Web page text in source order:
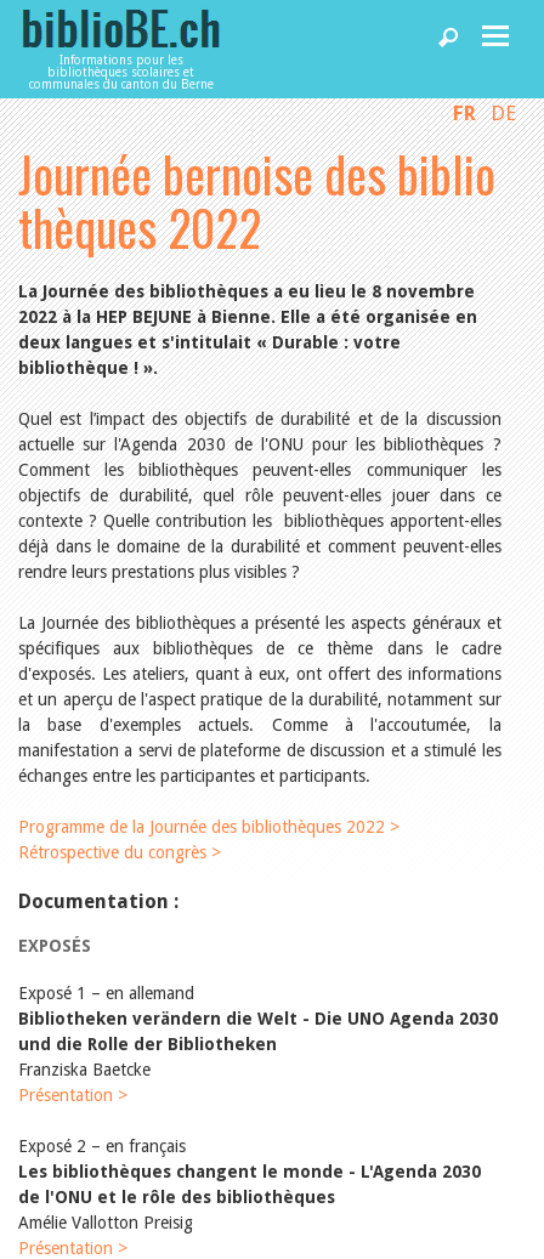
Informations pour les
bibliothèques scolaires et
communales du canton du Berne
Accueil
Articles
Bibliothèques
Agenda
Services
Utiliser biblioBE.ch
FR DE
Journée bernoise des biblio
thèques 2022
La Journée des bibliothèques a eu lieu le 8 novembre
2022 à la HEP BEJUNE à Bienne. Elle a été organisée en
deux langues et s'intitulait « Durable : votre
bibliothèque ! ».
Quel est l’impact des objectifs de durabilité et de la discussion
actuelle sur l'Agenda 2030 de l'ONU pour les bibliothèques ?
Comment les bibliothèques peuvent-elles communiquer les
objectifs de durabilité, quel rôle peuvent-elles jouer dans ce
contexte ? Quelle contribution les bibliothèques apportent-elles
déjà dans le domaine de la durabilité et comment peuvent-elles
rendre leurs prestations plus visibles ?
La Journée des bibliothèques a présenté les aspects généraux et
spécifiques aux bibliothèques de ce thème dans le cadre
d'exposés. Les ateliers, quant à eux, ont offert des informations
et un aperçu de l'aspect pratique de la durabilité, notamment sur
la base d'exemples actuels. Comme à l'accoutumée, la
manifestation a servi de plateforme de discussion et a stimulé les
échanges entre les participantes et participants.
Programme de la Journée des bibliothèques 2022 >
Rétrospective du congrès >
Documentation :
EXPOSÉS
Exposé 1 – en allemand
Bibliotheken verändern die Welt - Die UNO Agenda 2030
und die Rolle der Bibliotheken
Franziska Baetcke
Présentation >
Exposé 2 – en français
Les bibliothèques changent le monde - L'Agenda 2030
de l'ONU et le rôle des bibliothèques
Amélie Vallotton Preisig
Présentation >